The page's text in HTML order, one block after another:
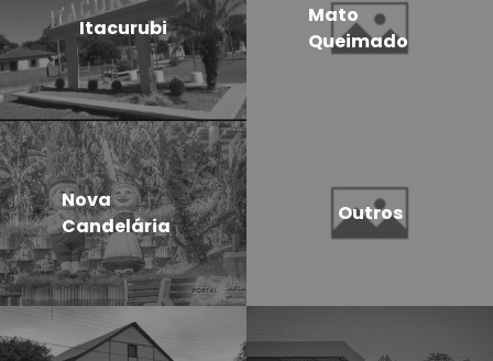
Itacurubi
Mato
Queimado
Nova
Candelária
Outros